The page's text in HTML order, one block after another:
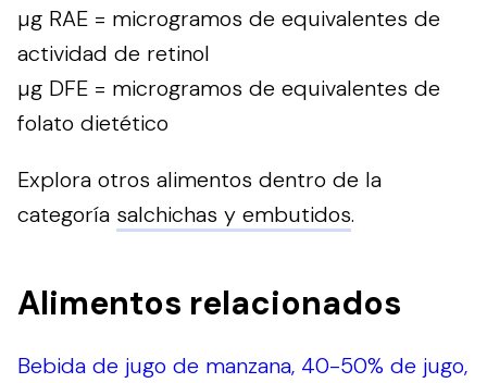
µg RAE = microgramos de equivalentes de
actividad de retinol
µg DFE = microgramos de equivalentes de
folato dietético
Explora otros alimentos dentro de la
categoría salchichas y embutidos.
Alimentos relacionados
Bebida de jugo de manzana, 40-50% de jugo,